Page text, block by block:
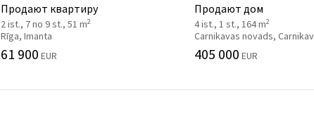
Продают квартиру
2 ist., 7 no 9 st., 51 m2
Rīga, Imanta
61 900 EUR
Продают дом
4 ist., 1 st., 164 m2
Carnikavas novads,
405 000 EUR